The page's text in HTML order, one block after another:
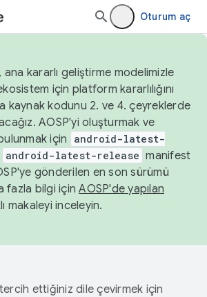
Oturum aç
kararlı geliştirme modelimizle
için platform kararlılığını
kaynak kodunu 2. ve 4. çeyreklerde
AOSP'yi oluşturmak ve
için
android-latest-
android-latest-release manifest
gönderilen en son sürümü
fazla bilgi içinAOSP'de yapılan
makaleyi inceleyin.
ettiğiniz dile çevirmek için